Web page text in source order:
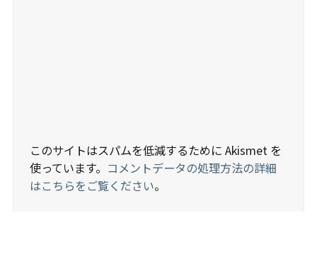
このサイトはスパムを低減するために Akismet を
使っています。 コメントデータの処理方法の詳細
はこちらをご覧ください。